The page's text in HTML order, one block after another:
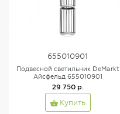
655010901
Подвесной светильник DeMarkt
Айсфельд 655010901
29 750 р.
Купить